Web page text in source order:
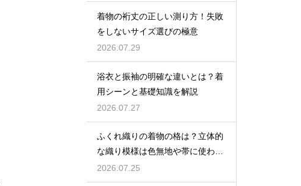
着物の裄丈の正しい測り方！失敗
をしないサイズ選びの極意
2026.07.29
浴衣と振袖の明確な違いとは？着
用シーンと基礎知識を解説
2026.07.27
ふくれ織りの着物の格は？立体的
な織り模様は色無地や帯に使われ
格は控えめ
2026.07.25